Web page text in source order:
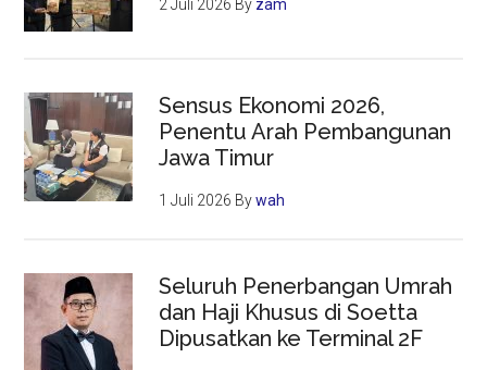
2 Juli 2026 By zam
Sensus Ekonomi 2026,
Penentu Arah Pembangunan
Jawa Timur
1 Juli 2026 Bywah
Seluruh Penerbangan Umrah
dan Haji Khusus di Soetta
Dipusatkan ke Terminal 2F